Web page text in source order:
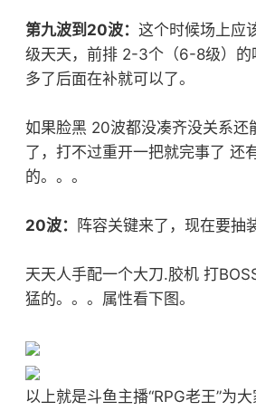
第九波到20波： 这个时候场上应
级天天，前排 2-3个（6-8级）的
多了后面在补就可以了。
如果脸黑 20波都没凑齐没关系还
了，打不过重开一把就完事了 还
的。。。
20波： 阵容关键来了，现在要抽
天天人手配一个大刀.胶机 打
猛的。。。属性看下图。
以上就是斗鱼主播“RPG老王”为